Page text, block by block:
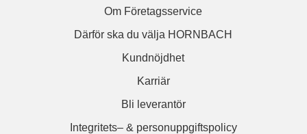
Om Företagsservice
Därför ska du välja HORNBACH
Kundnöjdhet
Karriär
Bli leverantör
Integritets– & personuppgiftspolicy